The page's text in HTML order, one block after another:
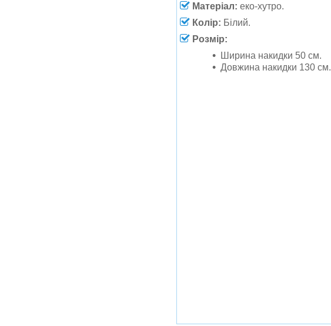
Матеріал: еко-хутро.
Колір: Білий.
Розмір:
Ширина накидки 50 см.
Довжина накидки 130 см.